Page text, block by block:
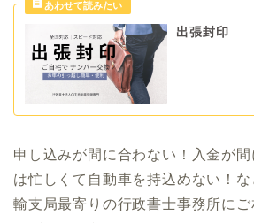
出張封印
申し込みが間に合わない！入金が間
は忙しくて自動車を持込めない！
輸支局最寄りの行政書士事務所に